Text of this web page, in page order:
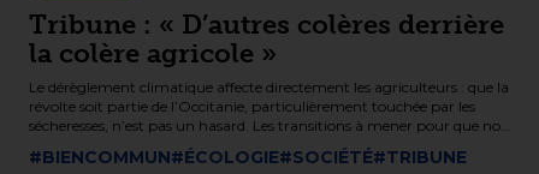
Tribune : « D’autres colères derrière
la colère agricole »
Le dérèglement climatique affecte directement les agriculteurs : que la
révolte soit partie de l’Occitanie, particulièrement touchée par les
sécheresses, n’est pas un hasard. Les transitions à mener pour que nos
#BIENCOMMUN#ÉCOLOGIE#SOCIÉTÉ#TRIBUNE